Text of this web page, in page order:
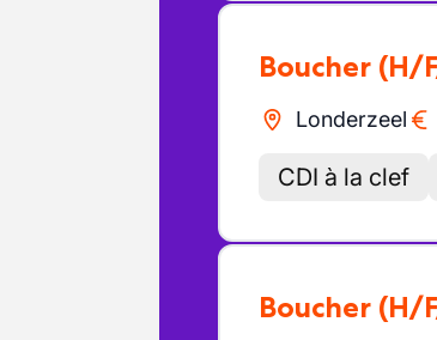
Boucher (H/
Londerzeel
CDI à la clef
Boucher (H/